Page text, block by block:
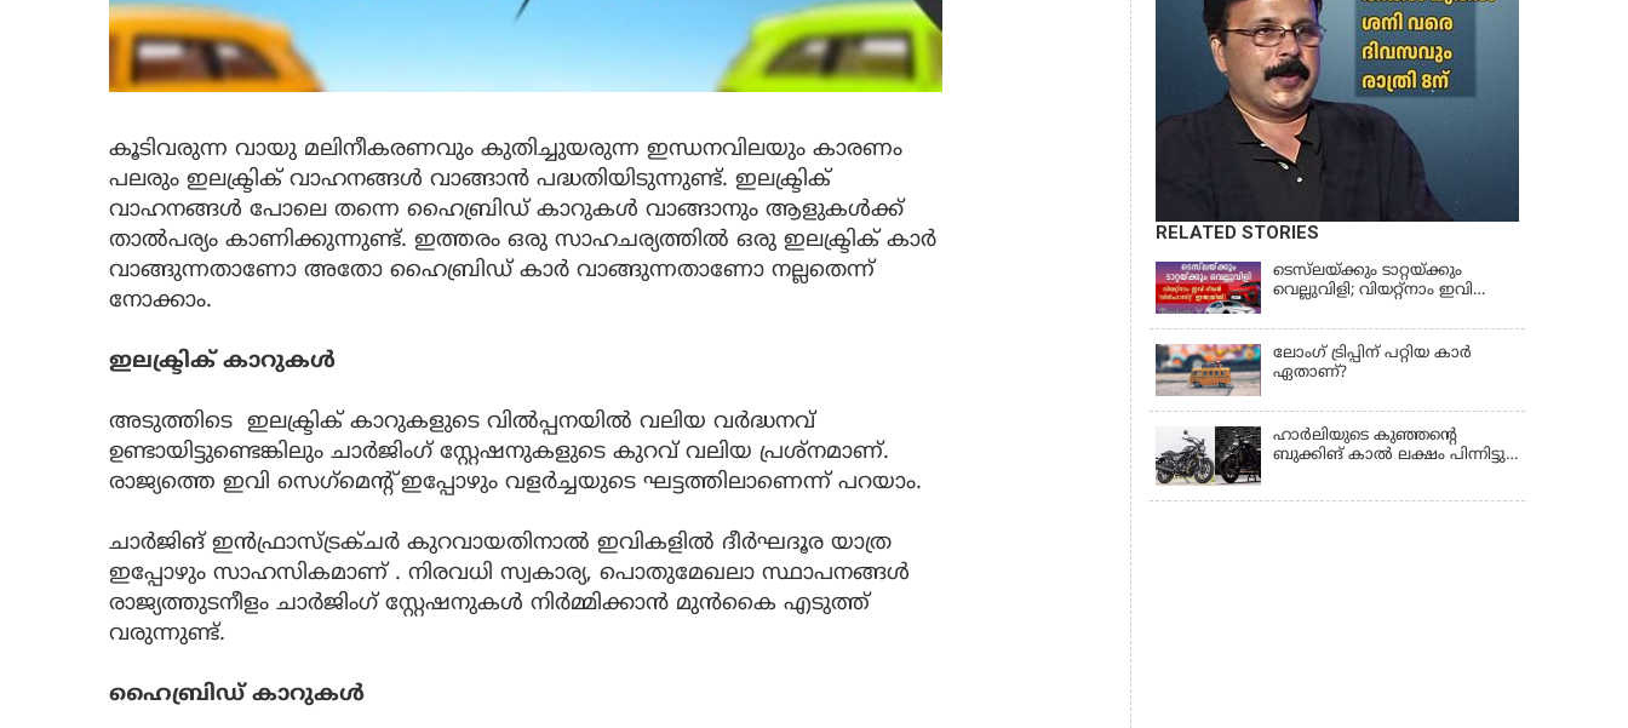
കൂടിവരുന്ന വായു മലിനീകരണവും കുതിച്ചുയരുന്ന ഇന്ധനവിലയും കാരണം
പലരും ഇലക്ട്രിക് വാഹനങ്ങൾ വാങ്ങാൻ പദ്ധതിയിടുന്നുണ്ട്. ഇലക്ട്രിക്
വാഹനങ്ങൾ പോലെ തന്നെ ഹൈബ്രിഡ് കാറുകൾ വാങ്ങാനും ആളുകൾക്ക്
താൽപര്യം കാണിക്കുന്നുണ്ട്. ഇത്തരം ഒരു സാഹചര്യത്തിൽ ഒരു ഇലക്ട്രിക് കാർ
വാങ്ങുന്നതാണോ അതോ ഹൈബ്രിഡ് കാർ വാങ്ങുന്നതാണോ നല്ലതെന്ന്
നോക്കാം.
ഇലക്ട്രിക് കാറുകൾ
അടുത്തിടെ ഇലക്ട്രിക് കാറുകളുടെ വിൽപ്പനയിൽ വലിയ വർദ്ധനവ്
ഉണ്ടായിട്ടുണ്ടെങ്കിലും ചാർജിംഗ് സ്റ്റേഷനുകളുടെ കുറവ് വലിയ പ്രശ്നമാണ്.
രാജ്യത്തെ ഇവി സെഗ്‌മെന്റ് ഇപ്പോഴും വളർച്ചയുടെ ഘട്ടത്തിലാണെന്ന് പറയാം.
ചാർജിങ് ഇൻഫ്രാസ്ട്രക്ചർ കുറവായതിനാൽ ഇവികളിൽ ദീർഘദൂര യാത്ര
ഇപ്പോഴും സാഹസികമാണ് . നിരവധി സ്വകാര്യ, പൊതുമേഖലാ സ്ഥാപനങ്ങൾ
രാജ്യത്തുടനീളം ചാർജിംഗ് സ്റ്റേഷനുകൾ നിർമ്മിക്കാൻ മുൻകൈ എടുത്ത്
വരുന്നുണ്ട്.
ഹൈബ്രിഡ് കാറുകൾ
RELATED STORIES
ടെസ്‌ലയ്ക്കും ടാറ്റയ്ക്കും
വെല്ലുവിളി; വിയറ്റ്നാം ഇവി
ലോംഗ് ട്രിപ്പിന് പറ്റിയ കാർ
ഏതാണ്?
ഹാർലിയുടെ കുഞ്ഞന്റെ
ബുക്കിങ് കാൽ ലക്ഷം പിന്നിട്ടു;